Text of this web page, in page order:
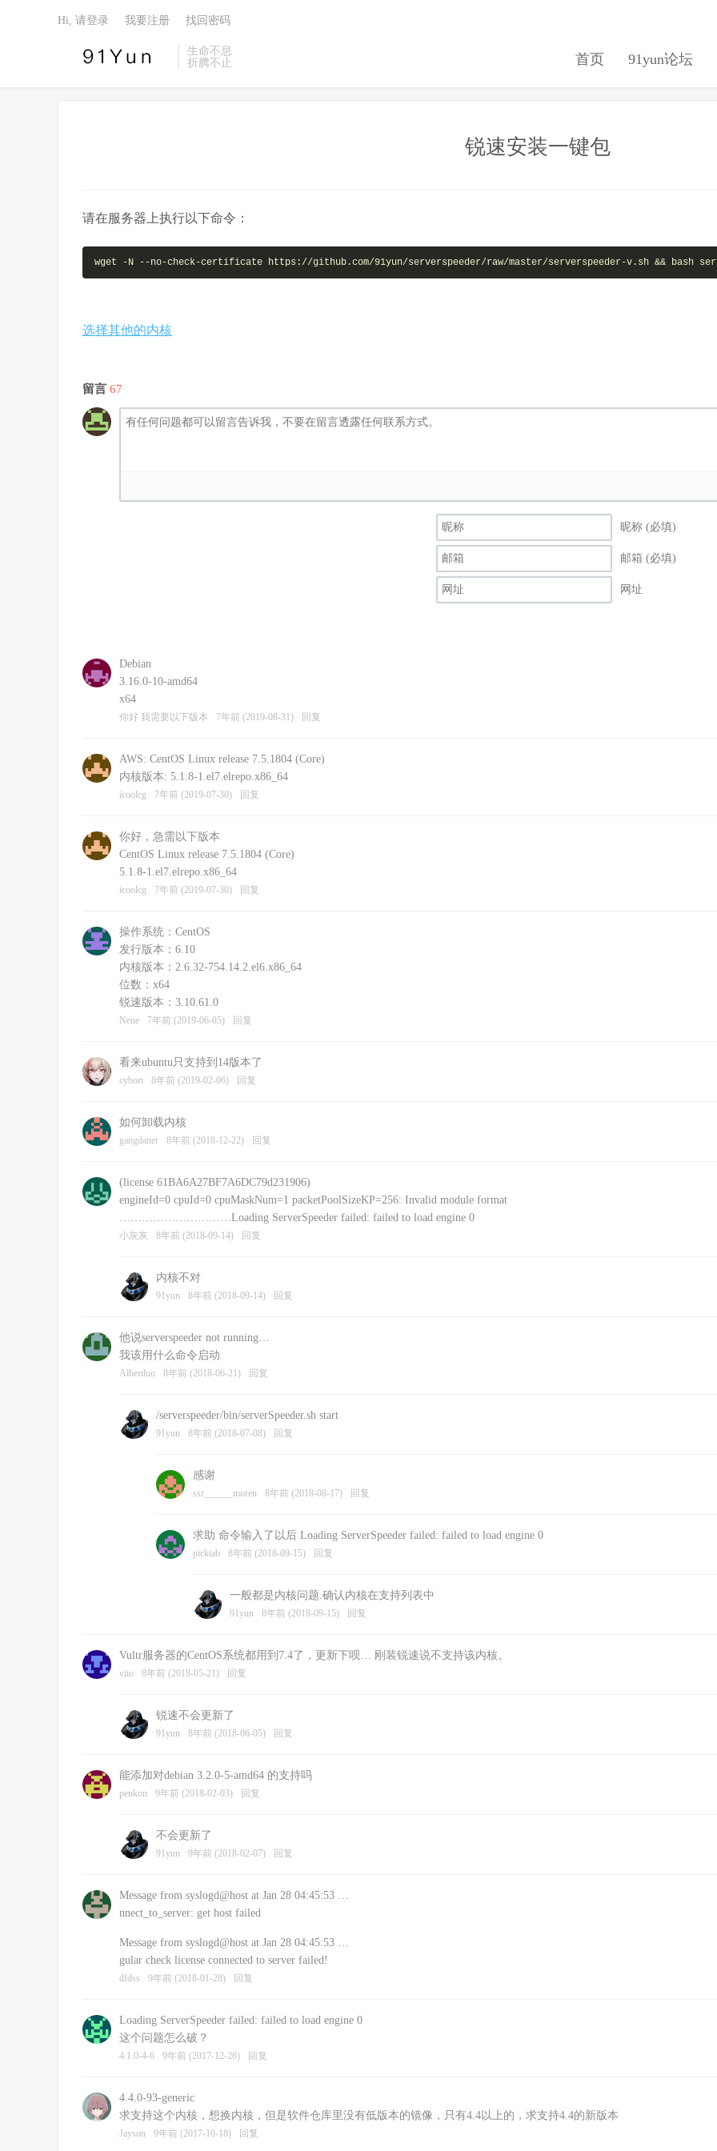
生命不息
折腾不止
首页 91yun论坛
Hi, 请登录 我要注册 找回密码
锐速安装一键包
请在服务器上执行以下命令：
wget -N --no-check-certificate https://github.com/91yun/serverspeeder/raw/master/serverspeeder-v.sh && bash
选择其他的内核
留言 67
昵称 (必填)
邮箱 (必填)
网址
Debian
3.16.0-10-amd64
x64
你好 我需要以下版本 7年前 (2019-08-31) 回复
AWS: CentOS Linux release 7.5.1804 (Core)
内核版本: 5.1.8-1.el7.elrepo.x86_64
icoolcg 7年前 (2019-07-30) 回复
你好，急需以下版本
CentOS Linux release 7.5.1804 (Core)
5.1.8-1.el7.elrepo.x86_64
icoolcg 7年前 (2019-07-30) 回复
操作系统：CentOS
发行版本：6.10
内核版本：2.6.32-754.14.2.el6.x86_64
位数：x64
锐速版本：3.10.61.0
Nene 7年前 (2019-06-05) 回复
看来ubuntu只支持到14版本了
cybort 8年前 (2019-02-06) 回复
如何卸载内核
gangdaner 8年前 (2018-12-22) 回复
(license 61BA6A27BF7A6DC79d231906)
engineId=0 cpuId=0 cpuMaskNum=1 packetPoolSizeKP=256: Invalid module format
…………………………Loading ServerSpeeder failed: failed to load engine 0
小灰灰 8年前 (2018-09-14) 回复
内核不对
91yun 8年前 (2018-09-14) 回复
他说serverspeeder not running…
我该用什么命令启动
Albertluo 8年前 (2018-06-21) 回复
/serverspeeder/bin/serverSpeeder.sh start
91yun 8年前 (2018-07-08) 回复
感谢
ssr______moren 8年前 (2018-08-17) 回复
求助 命令输入了以后 Loading ServerSpeeder failed: failed to load engine 0
picktab 8年前 (2018-09-15) 回复
一般都是内核问题.确认内核在支持列表中
91yun 8年前 (2018-09-15) 回复
Vultr服务器的CentOS系统都用到7.4了，更新下呗… 刚装锐速说不支持该内核。
vito 8年前 (2018-05-21) 回复
锐速不会更新了
91yun 8年前 (2018-06-05) 回复
能添加对debian 3.2.0-5-amd64 的支持吗
penkon 9年前 (2018-02-03) 回复
不会更新了
91yun 9年前 (2018-02-07) 回复
Message from syslogd@host at Jan 28 04:45:53 …
nnect_to_server: get host failed
Message from syslogd@host at Jan 28 04:45:53 …
gular check license connected to server failed!
dfdss 9年前 (2018-01-28) 回复
Loading ServerSpeeder failed: failed to load engine 0
这个问题怎么破？
4.1.0-4-6 9年前 (2017-12-26) 回复
4.4.0-93-generic
求支持这个内核，想换内核，但是软件仓库里没有低版本的镜像，只有4.4以上的，求支持4.4的新版本
Jayson 9年前 (2017-10-18) 回复